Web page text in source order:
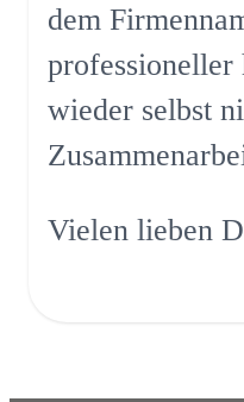
dem
professioneller
wieder selbst
Vielen lieben